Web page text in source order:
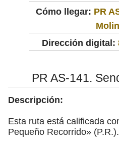
Cómo llegar: PR
Dirección digital:
PR AS-141.
Descripción:
Esta ruta está calificada
Pequeño Recorrido» (P.R.).